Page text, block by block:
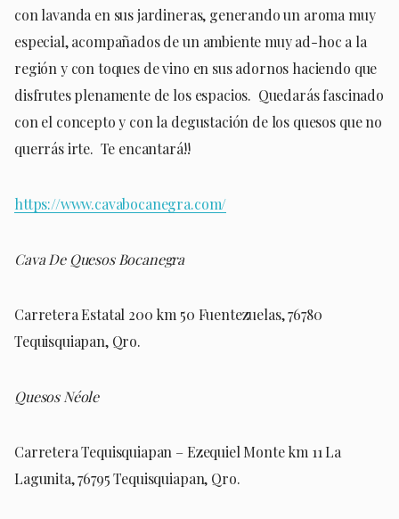
con lavanda en sus jardineras, generando un aroma muy
especial, acompañados de un ambiente muy ad-hoc a la
región y con toques de vino en sus adornos haciendo que
disfrutes plenamente de los espacios. Quedarás fascinado
con el concepto y con la degustación de los quesos que no
querrás irte. Te encantará!!
https://www.cavabocanegra.com/
Cava De Quesos Bocanegra
Carretera Estatal 200 km 50 Fuentezuelas, 76780
Tequisquiapan, Qro.
Quesos Néole
Carretera Tequisquiapan – Ezequiel Monte km 11 La
Lagunita, 76795 Tequisquiapan, Qro.